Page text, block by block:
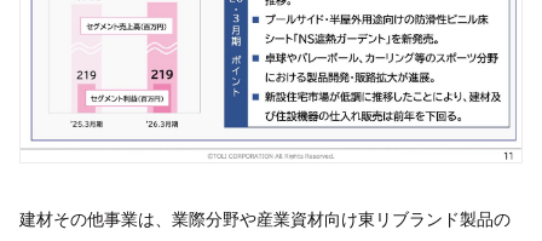
建材その他事業は、業際分野や産業資材向け東リブランド製品の